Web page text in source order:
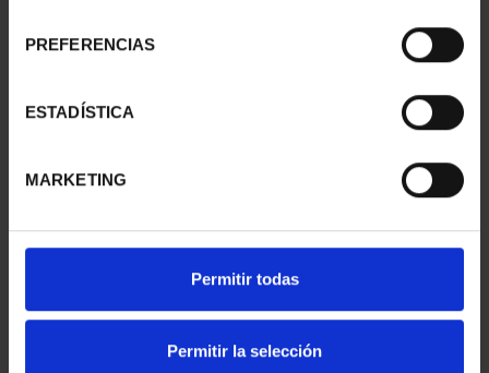
PREFERENCIAS
ESTADÍSTICA
MARKETING
Permitir todas
Permitir la selección
PROVINCIA 3
PROVINCIA 4